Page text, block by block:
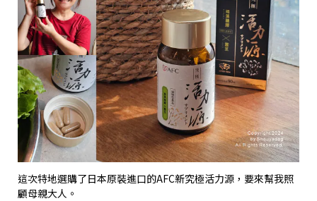
這次特地選購了日本原裝進口的AFC新究極活力源，要來幫我照
顧母親大人。